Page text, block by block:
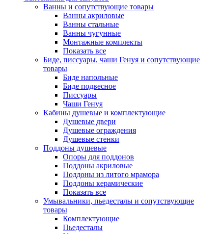
Ванны и сопутствующие товары
Ванны акриловые
Ванны стальные
Ванны чугунные
Монтажные комплекты
Показать все
Биде, писсуары, чаши Генуя и сопутствующие
товары
Биде напольные
Биде подвесное
Писсуары
Чаши Генуя
Кабины душевые и комплектующие
Душевые двери
Душевые ограждения
Душевые стенки
Поддоны душевые
Опоры для поддонов
Поддоны акриловые
Поддоны из литого мрамора
Поддоны керамические
Показать все
Умывальники, пьедесталы и сопутствующие
товары
Комплектующие
Пьедесталы